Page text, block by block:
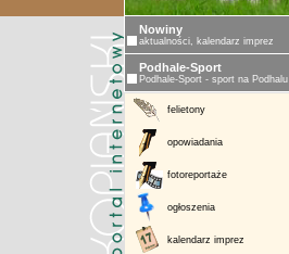
Nowiny
aktualności, kalendarz imprez
Podhale-Sport
Podhale-Sport - sport na Podhalu
felietony
opowiadania
fotoreportaże
ogłoszenia
kalendarz imprez